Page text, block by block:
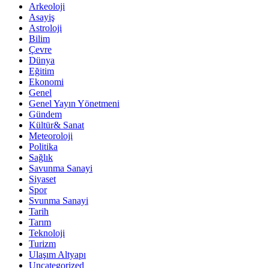
Arkeoloji
Asayiş
Astroloji
Bilim
Çevre
Dünya
Eğitim
Ekonomi
Genel
Genel Yayın Yönetmeni
Gündem
Kültür& Sanat
Meteoroloji
Politika
Sağlık
Savunma Sanayi
Siyaset
Spor
Svunma Sanayi
Tarih
Tarım
Teknoloji
Turizm
Ulaşım Altyapı
Uncategorized